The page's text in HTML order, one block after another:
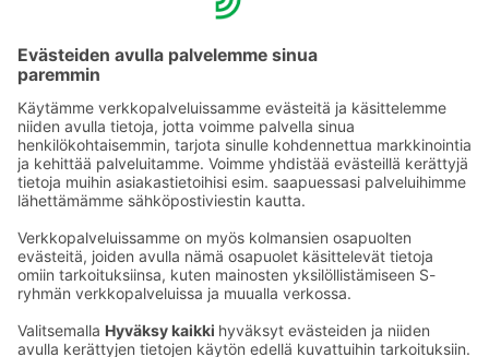
Sähköpostiosoitteet S-ryhmässä ovat muotoa
etunimi.sukunimi@sok.fi
Seuraa meitä: